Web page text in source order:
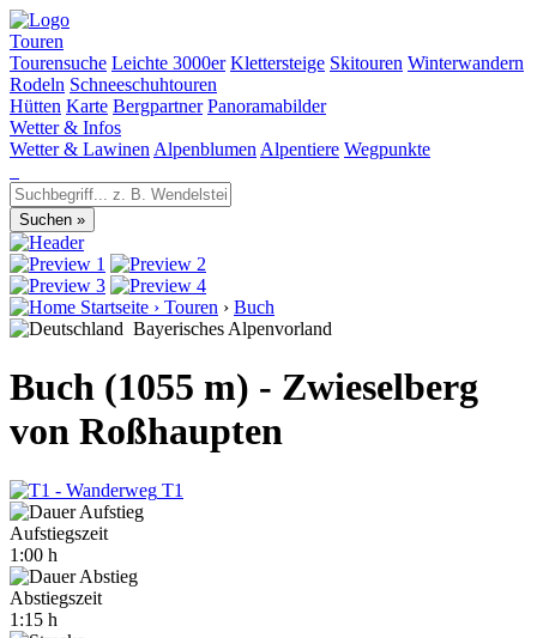
Touren
Tourensuche Leichte 3000er Klettersteige Skitouren Winterwandern
Rodeln Schneeschuhtouren
Hütten Karte Bergpartner Panoramabilder
Wetter & Infos
Wetter & Lawinen Alpenblumen Alpentiere Wegpunkte
Startseite › Touren › Buch
Bayerisches Alpenvorland
Buch (1055 m) - Zwieselberg
von Roßhaupten
T1
Aufstiegszeit
1:00 h
Abstiegszeit
1:15 h